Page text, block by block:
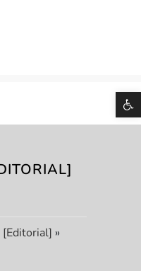
[Editorial] »